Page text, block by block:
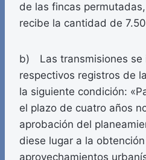
de las fincas
recibe la cantidad de
b) Las transmisiones se
respectivos registros de
la siguiente condición:
el plazo de cuatro años
aprobación del
diese lugar a la
aprovechamientos